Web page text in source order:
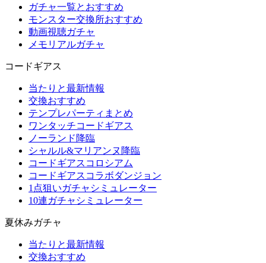
ガチャ一覧とおすすめ
モンスター交換所おすすめ
動画視聴ガチャ
メモリアルガチャ
コードギアス
当たりと最新情報
交換おすすめ
テンプレパーティまとめ
ワンタッチコードギアス
ノーランド降臨
シャルル&マリアンヌ降臨
コードギアスコロシアム
コードギアスコラボダンジョン
1点狙いガチャシミュレーター
10連ガチャシミュレーター
夏休みガチャ
当たりと最新情報
交換おすすめ